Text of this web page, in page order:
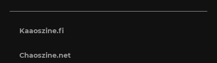
Kaaoszine.fi
Chaoszine.net